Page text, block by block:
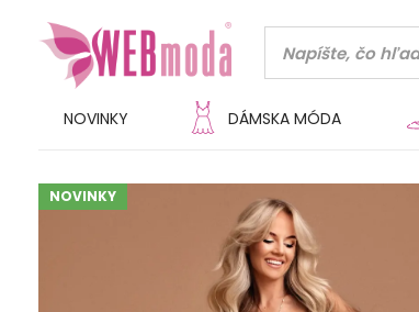
NOVINKY DÁMSKA MÓDA
NOVINKY